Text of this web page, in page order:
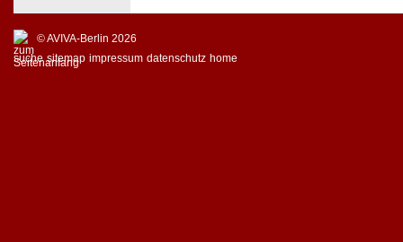
© AVIVA-Berlin 2026
suche sitemap impressum datenschutz home